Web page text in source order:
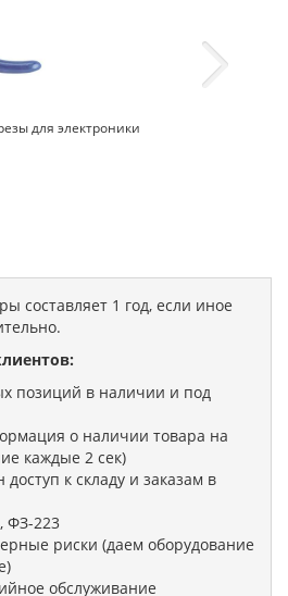
для электроники
составляет 1 год, если иное
позиций в наличии и под
о наличии товара на
каждые 2 сек)
к складу и заказам в
ФЗ-223
риски (даем оборудование
обслуживание